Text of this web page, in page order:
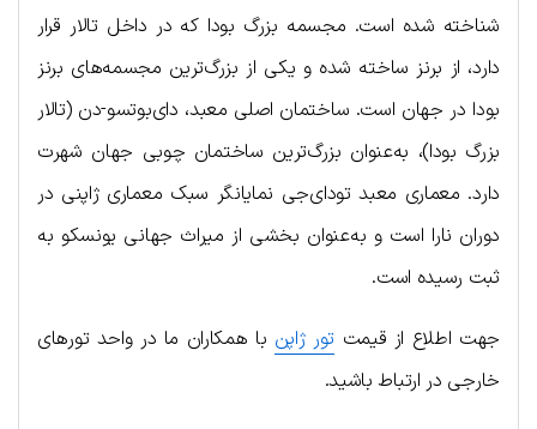
شناخته شده است. مجسمه بزرگ بودا که در داخل تالار قرار
دارد، از برنز ساخته شده و یکی از بزرگ‌ترین مجسمه‌های برنز
بودا در جهان است. ساختمان اصلی معبد، دای‌بوتسو-دن (تالار
بزرگ بودا)، به‌عنوان بزرگ‌ترین ساختمان چوبی جهان شهرت
دارد. معماری معبد تودای‌جی نمایانگر سبک معماری ژاپنی در
دوران نارا است و به‌عنوان بخشی از میراث جهانی یونسکو به
ثبت رسیده است.
جهت اطلاع از قیمت تور ژاپن با همکاران ما در واحد تورهای
خارجی در ارتباط باشید.